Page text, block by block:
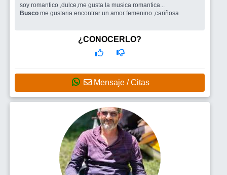
soy romantico ,dulce,me gusta la musica romantica...
Busco me gustaria encontrar un amor femenino ,cariñosa
¿CONOCERLO?
Mensaje / Citas